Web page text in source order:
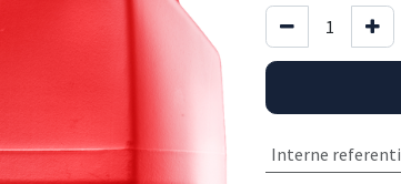
Interne